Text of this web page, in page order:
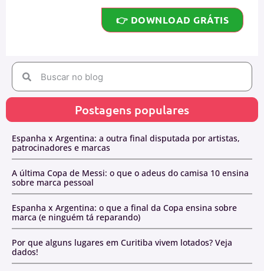
👉 DOWNLOAD GRÁTIS
Postagens populares
Espanha x Argentina: a outra final disputada por artistas,
patrocinadores e marcas
A última Copa de Messi: o que o adeus do camisa 10 ensina
sobre marca pessoal
Espanha x Argentina: o que a final da Copa ensina sobre
marca (e ninguém tá reparando)
Por que alguns lugares em Curitiba vivem lotados? Veja
dados!